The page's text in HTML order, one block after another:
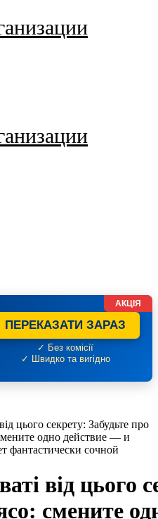
ПЕРЕКАЗАТИ ЗАРАЗ
✓ Без комісії
✓ Швидко та вигідно
АКЦІЯ
цього секрету: Забудьте про
одно действие — и
фантастически сочной
від цього
смените